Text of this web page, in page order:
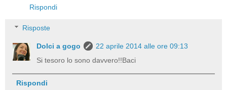
Rispondi
Risposte
Dolci a gogo
22 aprile 2014 alle ore 09:13
Si tesoro lo sono davvero!!Baci
Rispondi